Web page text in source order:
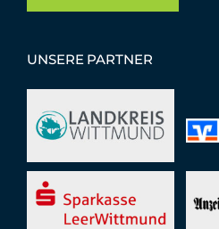
UNSERE PARTNER